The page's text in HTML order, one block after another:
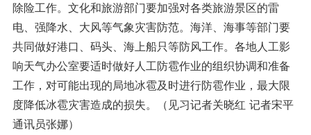
除险工作。文化和旅游部门要加强对各类旅游景区的雷
电、强降水、大风等气象灾害防范。海洋、海事等部门要
共同做好港口、码头、海上船只等防风工作。各地人工影
响天气办公室要适时做好人工防雹作业的组织协调和准备
工作，对可能出现的局地冰雹及时进行防雹作业，最大限
度降低冰雹灾害造成的损失。（见习记者关晓红 记者宋平
通讯员张娜）